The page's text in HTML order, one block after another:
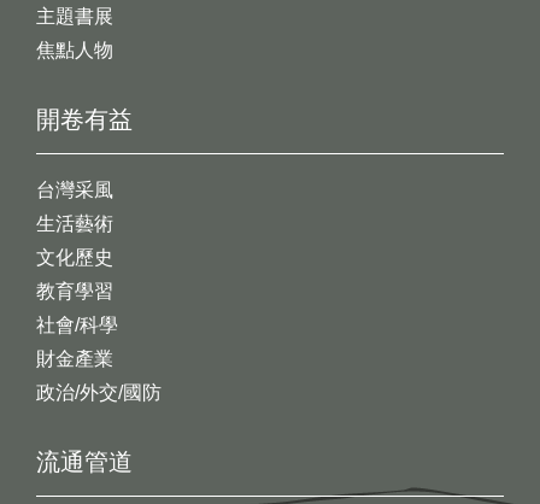
開卷有益
台灣采風
生活藝術
文化歷史
教育學習
社會/科學
財金產業
政治/外交/國防
主題書展
焦點人物
流通管道